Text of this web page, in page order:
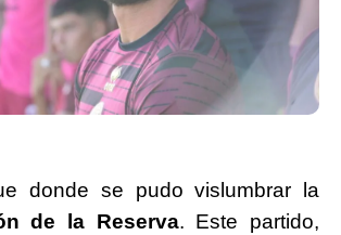
donde se pudo vislumbrar la
de la Reserva. Este partido,